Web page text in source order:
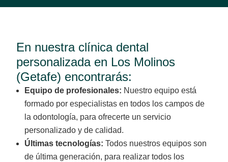
En nuestra clínica dental
personalizada en Los Molinos
(Getafe) encontrarás:
Equipo de profesionales: Nuestro equipo está
formado por especialistas en todos los campos de
la odontología, para ofrecerte un servicio
personalizado y de calidad.
Últimas tecnologías: Todos nuestros equipos son
de última generación, para realizar todos los